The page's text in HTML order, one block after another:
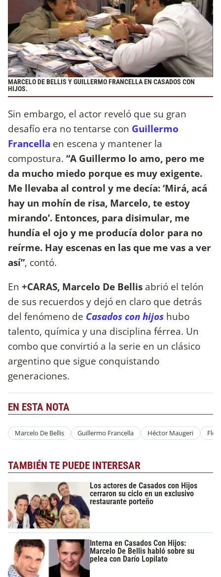
MARCELO DE BELLIS Y GUILLERMO FRANCELLA EN CASADOS CON
HIJOS.
Sin embargo, el actor reveló que su gran
desafío era no tentarse con Guillermo
Francella en escena y mantener la
compostura. “A Guillermo lo amo, pero me
da mucho miedo porque es muy exigente.
Me llevaba al control y me decía: ‘Mirá, acá
hay un mohín de risa, Marcelo, te estoy
mirando’. Entonces, para disimular, me
hundía el ojo y me producía dolor para no
reírme. Hay escenas en las que me vas a ver
así”, contó.
En +CARAS, Marcelo De Bellis abrió el telón
de sus recuerdos y dejó en claro que detrás
del fenómeno de Casados con hijos hubo
talento, química y una disciplina férrea. Un
combo que convirtió a la serie en un clásico
argentino que sigue conquistando
generaciones.
EN ESTA NOTA
Marcelo De Bellis Guillermo Francella Héctor Maugeri
TAMBIÉN TE PUEDE INTERESAR
Los actores de Casados con Hijos
cerraron su ciclo en un exclusivo
restaurante porteño
Interna en Casados Con Hijos:
Marcelo De Bellis habló sobre su
pelea con Darío Lopilato